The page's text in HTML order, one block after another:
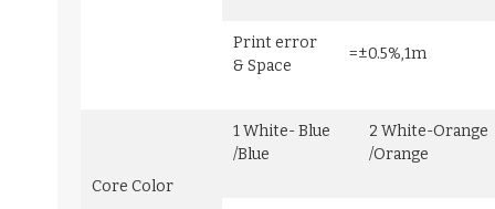
Print error
& Space
=±0.5%,1m
Core Color
1 White- Blue
/Blue
2 White-Orange
/Orange